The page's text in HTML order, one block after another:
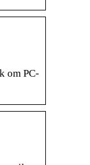
om PC-